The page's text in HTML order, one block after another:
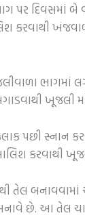
દિવસમાં
કરવાથી
ખૂજલી
પછી
કરવાથી
તેલ
છે. આ તેલ